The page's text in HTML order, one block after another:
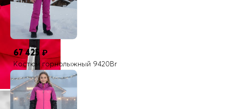
67 425₽
Костюм горнолыжный 9420Br